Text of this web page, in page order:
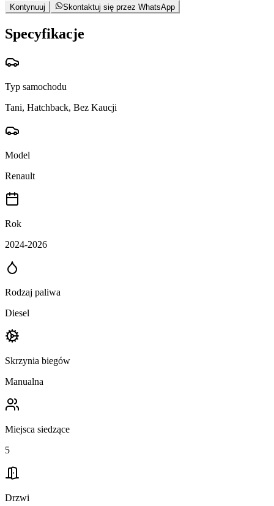
Kontynuuj Skontaktuj się przez WhatsApp
Specyfikacje
Typ samochodu
Tani, Hatchback, Bez Kaucji
Model
Renault
Rok
2024-2026
Rodzaj paliwa
Diesel
Skrzynia biegów
Manualna
Miejsca siedzące
5
Drzwi